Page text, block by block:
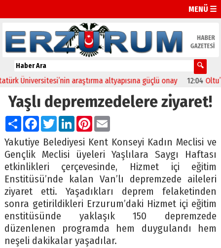
MENÜ ☰
Üniversitesi’nin araştırma altyapısına güçlü onay 12:04 Oltu’da
Yaşlı depremzedelere ziyaret!
PaylaşFacebook
TwitterLinkedIn
Pinterest
Email
Yakutiye Belediyesi Kent Konseyi Kadın Meclisi ve
Gençlik Meclisi üyeleri Yaşlılara Saygı Haftası
etkinlikleri çerçevesinde, Hizmet içi eğitim
Enstitüsü’nde kalan Van’lı depremzede aileleri
ziyaret etti. Yaşadıkları deprem felaketinden
sonra getirildikleri Erzurum’daki Hizmet içi eğitim
enstitüsünde yaklaşık 150 depremzede
düzenlenen programda hem duygulandı hem
neşeli dakikalar yaşadılar.